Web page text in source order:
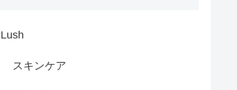
Lush
スキンケア